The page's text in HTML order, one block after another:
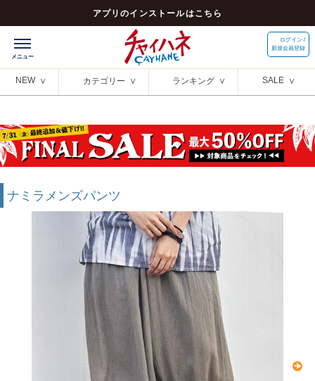
アプリのインストールはこちら
ログイン /
新規会員登録
NEW カテゴリー ランキング SALE
ナミラメンズパンツ